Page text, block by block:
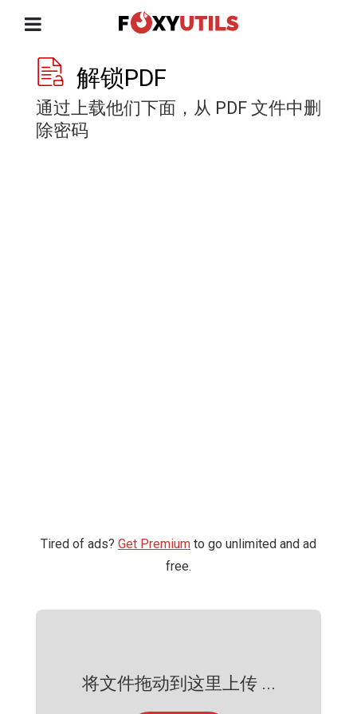
解锁PDF
通过上载他们下面，从 PDF 文件中删
除密码
Tired of ads? Get Premium to go unlimited and ad
free.
将文件拖动到这里上传 ...